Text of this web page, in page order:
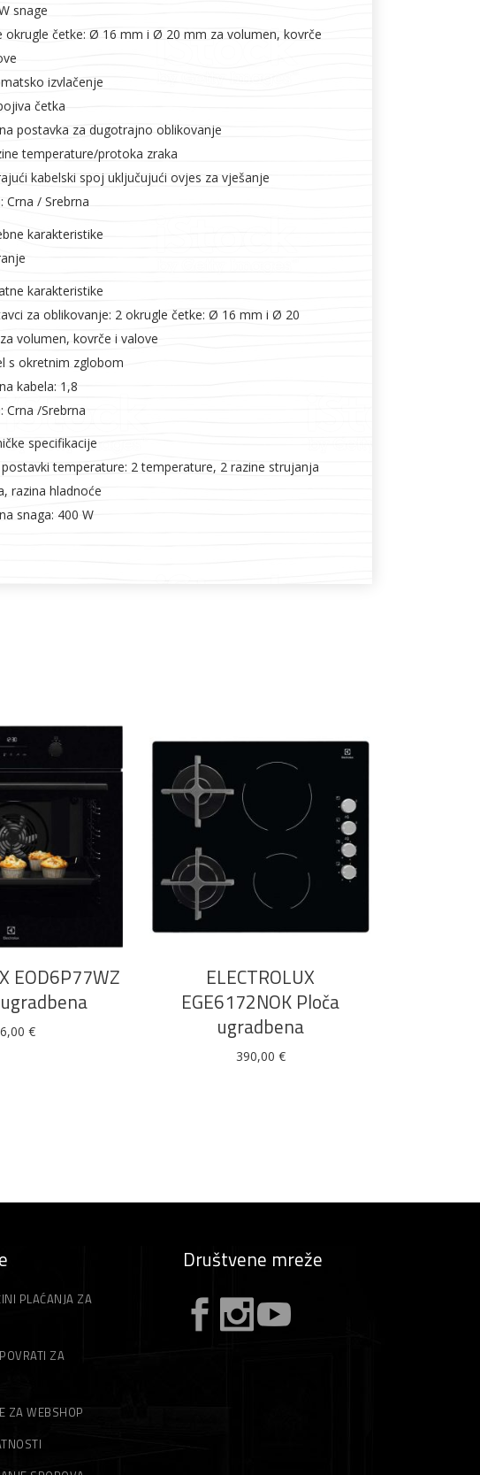
snage
okrugle četke: Ø 16 mm i Ø 20 mm za volumen, kovrče
izvlačenje
četka
postavka za dugotrajno oblikovanje
temperature/protoka zraka
kabelski spoj uključujući ovjes za vješanje
Crna / Srebrna
karakteristike
karakteristike
za oblikovanje: 2 okrugle četke: Ø 16 mm i Ø 20
volumen, kovrče i valove
s okretnim zglobom
kabela: 1,8
Crna /Srebrna
specifikacije
temperature: 2 temperature, 2 razine strujanja
razina hladnoće
snaga: 400 W
EOD6P77WZ
€
DODAJ U KOŠARICU
ELECTROLUX
EGE6172NOK Ploča
ugradbena
390,00 €
PLAĆANJA ZA
ZA
ZA WEBSHOP
Društvene mreže